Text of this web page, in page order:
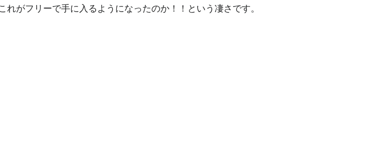
がフリーで手に入るようになったのか！！という凄さです。